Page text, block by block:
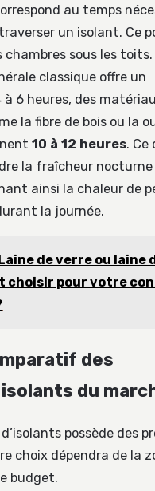
au temps
un isolant. Ce
chambres sous les toits.
classique offre un
à 6 heures, des
la fibre de bois ou la
10 à 12 heures. Ce
la fraîcheur nocturne
ainsi la chaleur de
la journée.
de verre ou laine
choisir pour votre
des
du
possède des
choix dépendra de la
budget.